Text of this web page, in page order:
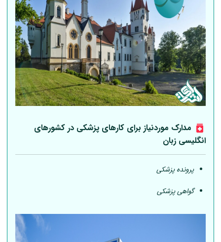
مدارک موردنیاز برای کارهای پزشکی در کشورهای
انگلیسی زبان
پرونده پزشکی
گواهی پزشکی